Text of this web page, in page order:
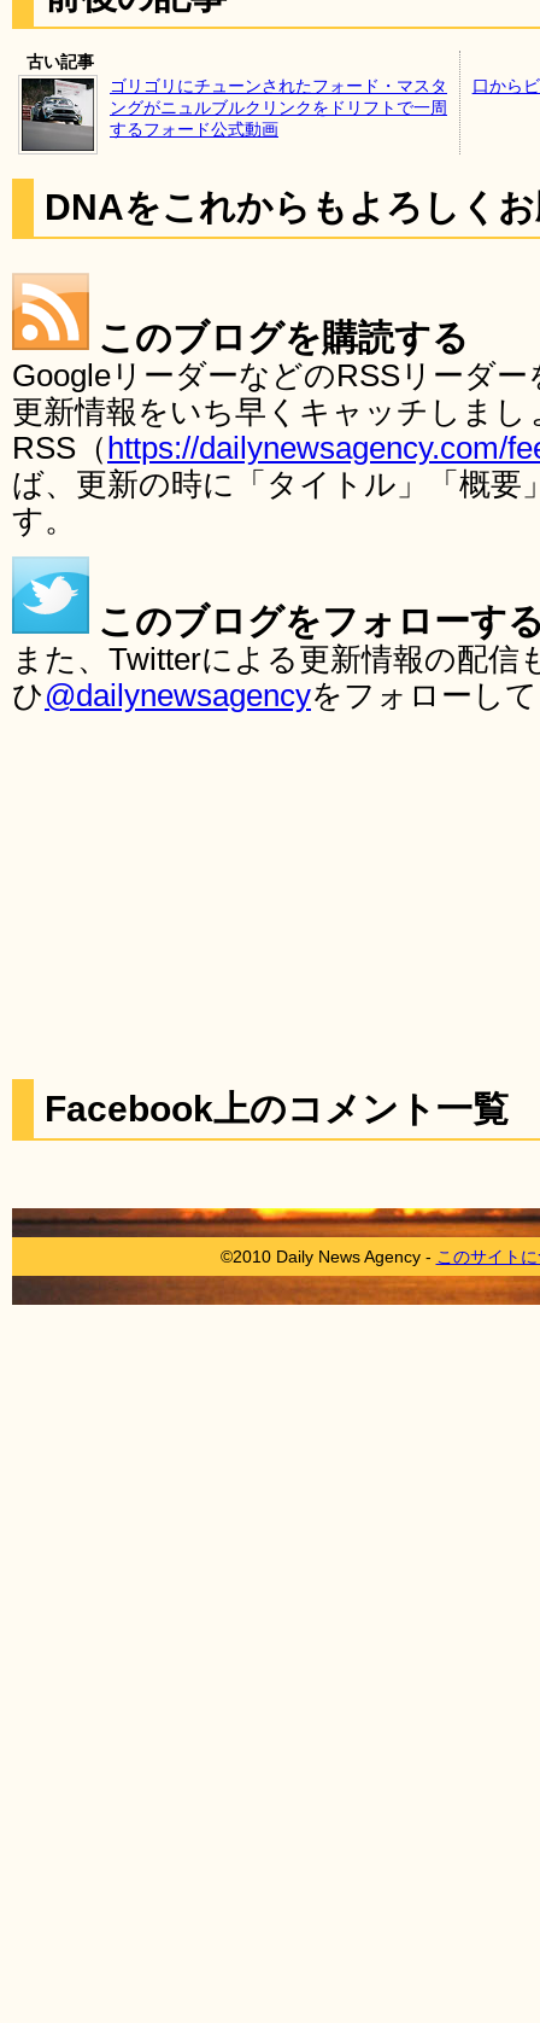
古い記事
ゴリゴリにチューンされたフォード・マスタ
ングがニュルブルクリンクをドリフトで一周
するフォード公式動画
口から
DNAをこれからもよろしく
このブログを購読する
GoogleリーダーなどのRSSリーダ
更新情報をいち早くキャッチしま
RSS（ https://dailynewsagency.com/
ば、更新の時に「タイトル」「概要
す。
このブログをフォローす
また、Twitterによる更新情報の配
ひ@dailynewsagencyをフォローし
Facebook上のコメント一覧
©2010 Daily News Agency - このサイト